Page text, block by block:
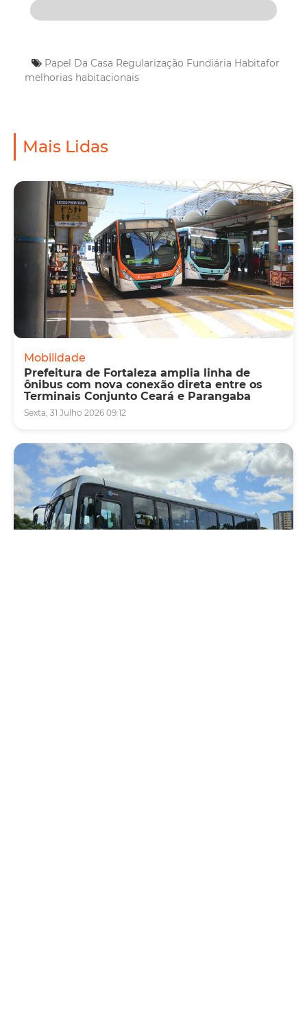
Papel Da Casa Regularização Fundiária Habitafor
melhorias habitacionais
Mais Lidas
Mobilidade
Prefeitura de Fortaleza amplia linha de
ônibus com nova conexão direta entre os
Terminais Conjunto Ceará e Parangaba
Sexta, 31 Julho 2026 09:12